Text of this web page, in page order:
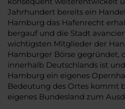
Jahrhundert bereits ein
Hamburg das Hafenrecht
bergauf und die Stadt
wichtigsten Mitglieder der
Hamburger Börse gegründet,
innerhalb Deutschlands ist
Hamburg ein eigenes
Bedeutung des Ortes kommt
eigenes Bundesland zum